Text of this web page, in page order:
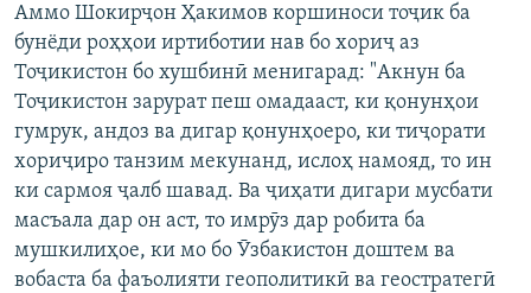
Аммо Шокирҷон Ҳакимов коршиноси тоҷик ба
бунёди роҳҳои иртиботии нав бо хориҷ аз
Тоҷикистон бо хушбинӣ менигарад: "Акнун ба
Тоҷикистон зарурат пеш омадааст, ки қонунҳои
гумрук, андоз ва дигар қонунҳоеро, ки тиҷорати
хориҷиро танзим мекунанд, ислоҳ намояд, то ин
ки сармоя ҷалб шавад. Ва ҷиҳати дигари мусбати
масъала дар он аст, то имрӯз дар робита ба
мушкилиҳое, ки мо бо Ӯзбакистон доштем ва
вобаста ба фаъолияти геополитикӣ ва геостратегӣ